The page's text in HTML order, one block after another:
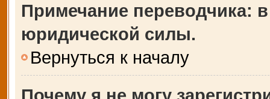
Примечание переводчика:
юридической силы.
Вернуться к началу